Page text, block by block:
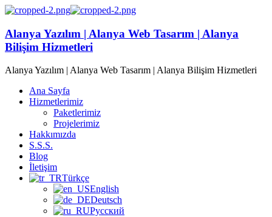
Alanya Yazılım | Alanya Web Tasarım | Alanya
Bilişim Hizmetleri
Alanya Yazılım | Alanya Web Tasarım | Alanya Bilişim Hizmetleri
Ana Sayfa
Hizmetlerimiz
Paketlerimiz
Projelerimiz
Hakkımızda
S.S.S.
Blog
İletişim
Türkçe
English
Deutsch
Русский